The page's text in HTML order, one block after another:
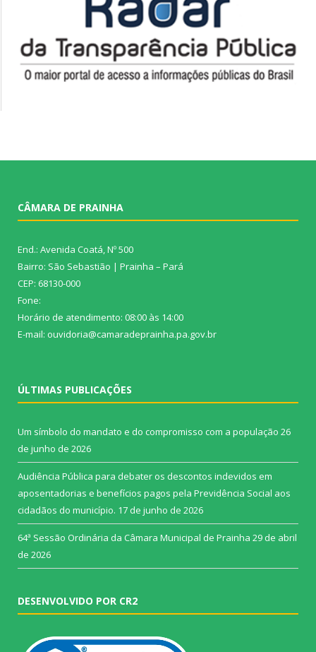
CÂMARA DE PRAINHA
End.: Avenida Coatá, Nº 500
Bairro: São Sebastião | Prainha – Pará
CEP: 68130-000
Fone:
Horário de atendimento: 08:00 às 14:00
E-mail: ouvidoria@camaradeprainha.pa.gov.br
ÚLTIMAS PUBLICAÇÕES
Um símbolo do mandato e do compromisso com a população 26
de junho de 2026
Audiência Pública para debater os descontos indevidos em
aposentadorias e benefícios pagos pela Previdência Social aos
cidadãos do município. 17 de junho de 2026
64ª Sessão Ordinária da Câmara Municipal de Prainha 29 de abril
de 2026
DESENVOLVIDO POR CR2